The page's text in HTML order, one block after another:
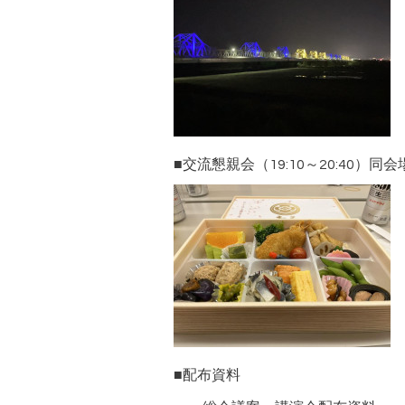
■交流懇親会（19:10～20:40）同会
■配布資料